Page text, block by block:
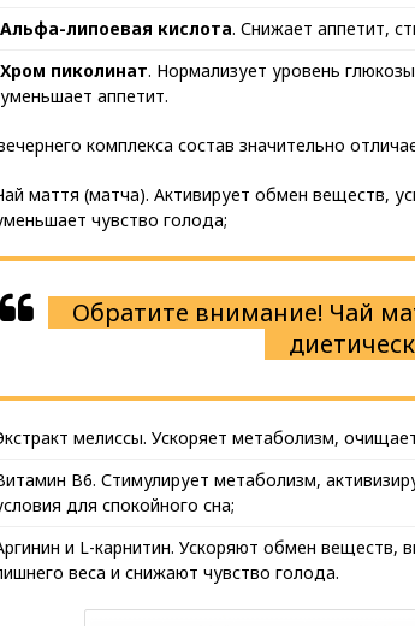
Альфа-липоевая кислота. Снижает аппетит,
Хром пиколинат. Нормализует уровень
уменьшает аппетит.
комплекса состав значительно
маття (матча). Активирует обмен веществ,
чувство голода;
Обратите внимание! Чай
мелиссы. Ускоряет метаболизм,
B6. Стимулирует метаболизм,
для спокойного сна;
и L-карнитин. Ускоряют обмен
веса и снижают чувство голода.